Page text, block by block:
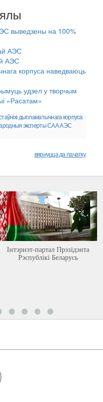
выведзены на 100%
АЭС
АЭС
корпуса наведваюць
удзел у творчым
«Расатам»
дыпламатычнага корпуса
эксперты САА АЭС
вярнуцца да пачатку
Інтэрнэт-партал Прэзідэнта
Рэспублікі Беларусь